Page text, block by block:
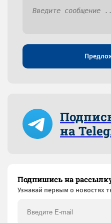
на
Подпишись на
Узнaвай первым о новостях